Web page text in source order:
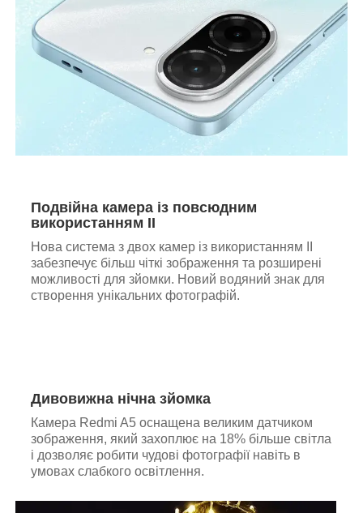
Подвійна камера із повсюдним
використанням ІІ
Нова система з двох камер із використанням ІІ
забезпечує більш чіткі зображення та розширені
можливості для зйомки. Новий водяний знак для
створення унікальних фотографій.
Дивовижна нічна зйомка
Камера Redmi A5 оснащена великим датчиком
зображення, який захоплює на 18% більше світла
і дозволяє робити чудові фотографії навіть в
умовах слабкого освітлення.